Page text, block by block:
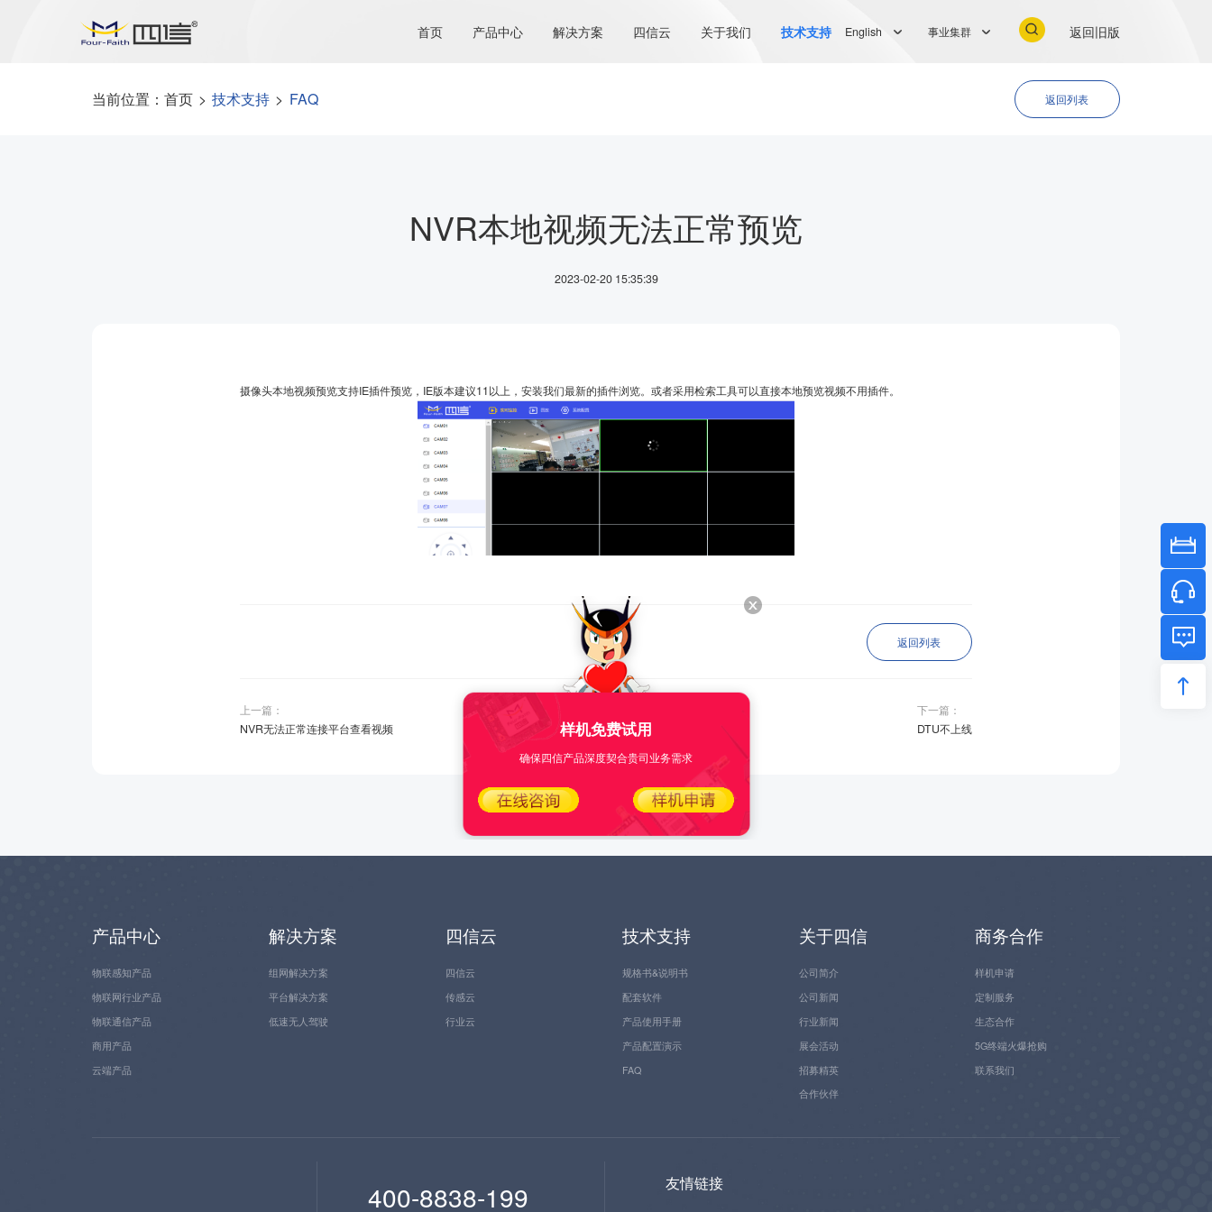
首页 产品中心 解决方案 四信云 关于我们 技术支持 English 事业集群 返回旧版
当前位置： 首页 > 技术支持 > FAQ 返回列表
NVR本地视频无法正常预览
2023-02-20 15:35:39
摄像头本地视频预览支持IE插件预览，IE版本建议11以上，安装我们最新的插件浏览。或者采用检索工具可以直接本地预览视频不用插件。
返回列表
上一篇：
NVR无法正常连接平台查看视频
下一篇：
DTU不上线
产品中心
物联感知产品
物联网行业产品
物联通信产品
商用产品
云端产品
解决方案
组网解决方案
平台解决方案
低速无人驾驶
四信云
四信云
传感云
行业云
技术支持
规格书&说明书
配套软件
产品使用手册
产品配置演示
FAQ
关于四信
公司简介
公司新闻
行业新闻
展会活动
招募精英
合作伙伴
商务合作
样机申请
定制服务
生态合作
5G终端火爆抢购
联系我们
400-8838-199 友情链接
样机免费试用
确保四信产品深度契合贵司业务需求